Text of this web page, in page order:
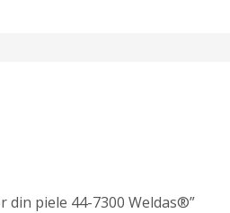
din piele 44-7300 Weldas®”